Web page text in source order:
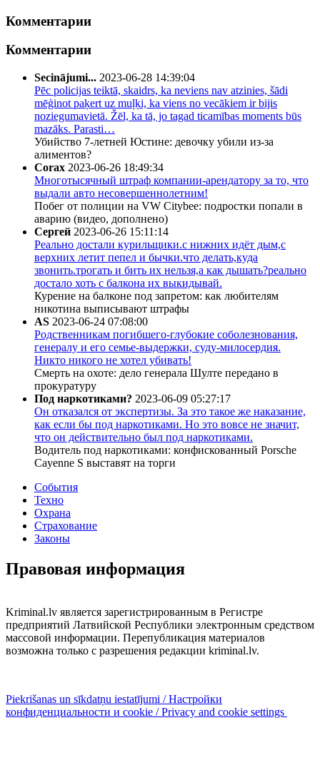
Комментарии
Комментарии
Secinājumi... 2023-06-28 14:39:04
Pēc policijas teiktā, skaidrs, ka neviens nav atzinies, šādi
mēģinot paķert uz muļķi, ka viens no vecākiem ir bijis
noziegumavietā. Žēl, ka tā, jo tagad ticamības moments būs
mazāks. Parasti…
Убийство 7-летней Юстине: девочку убили из-за
алиментов?
Corax 2023-06-26 18:49:34
Многотысячный штраф компании-арендатору за то, что
выдали авто несовершеннолетним!
Побег от полиции на VW Citybee: подростки попали в
аварию (видео, дополнено)
Сергей 2023-06-26 15:11:14
Реально достали курильщики.с нижних идёт дым,с
верхних летит пепел и бычки.что делать,куда
звонить.трогать и бить их нельзя,а как дышать?реально
достало хоть с балкона их выкидывай.
Курение на балконе под запретом: как любителям
никотина выписывают штрафы
AS 2023-06-24 07:08:00
Родственникам погибшего-глубокие соболезнования,
генералу и его семье-выдержки, суду-милосердия.
Никто никого не хотел убивать!
Смерть на охоте: дело генерала Шулте передано в
прокуратуру
Под наркотиками? 2023-06-09 05:27:17
Он отказался от экспертизы. За это такое же наказание,
как если бы под наркотиками. Но это вовсе не значит,
что он действительно был под наркотиками.
Водитель под наркотиками: конфискованный Porsche
Cayenne S выставят на торги
События
Техно
Охрана
Страхование
Законы
Правовая информация
Kriminal.lv является зарегистрированным в Регистре
предприятий Латвийской Республики электронным средством
массовой информации. Перепубликация материалов
возможна только с разрешения редакции kriminal.lv.
Piekrišanas un sīkdatņu iestatījumi / Настройки
конфиденциальности и cookie / Privacy and cookie settings